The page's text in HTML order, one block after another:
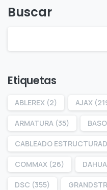
Buscar
Etiquetas
ABLEREX (2) AJAX
ARMATURA (35)
CABLEADO
COMMAX (26) DAHUA
DSC (355)